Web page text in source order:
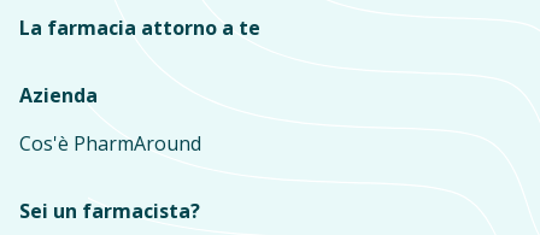
La farmacia attorno a te
Azienda
Cos'è PharmAround
Sei un farmacista?